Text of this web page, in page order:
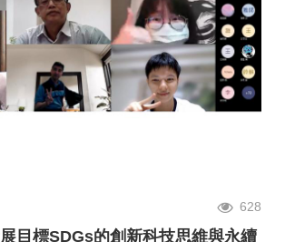
628
目標SDGs的創新科技思維與永續